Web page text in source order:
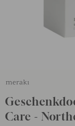
Care -